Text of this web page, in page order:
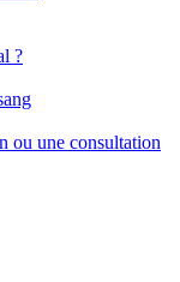
?
ou une consultation